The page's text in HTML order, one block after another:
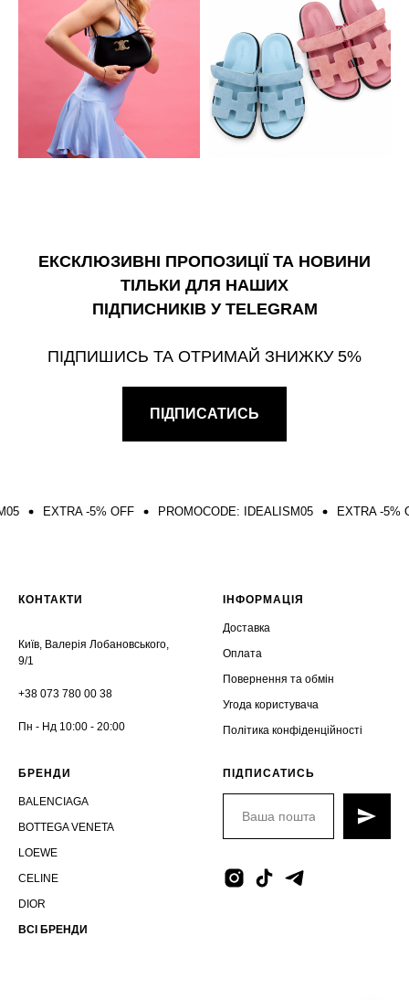
ЕКСКЛЮЗИВНІ ПРОПОЗИЦІЇ ТА НОВИНИ
ТІЛЬКИ ДЛЯ НАШИХ
ПІДПИСНИКІВ У TELEGRAM
ПІДПИШИСЬ ТА ОТРИМАЙ ЗНИЖКУ 5%
ПІДПИСАТИСЬ
EXTRA -5% OFF PROMOCODE: IDEALISM05 EXTRA -5% OFF
КОНТАКТИ
Київ, Валерія Лобановського,
9/1
+38 073 780 00 38
Пн - Нд 10:00 - 20:00
ІНФОРМАЦІЯ
Доставка
Оплата
Повернення та обмін
Угода користувача
Політика конфіденційності
БРЕНДИ
BALENCIAGA
BOTTEGA VENETA
LOEWE
CELINE
DIOR
ВСІ БРЕНДИ
ПІДПИСАТИСЬ